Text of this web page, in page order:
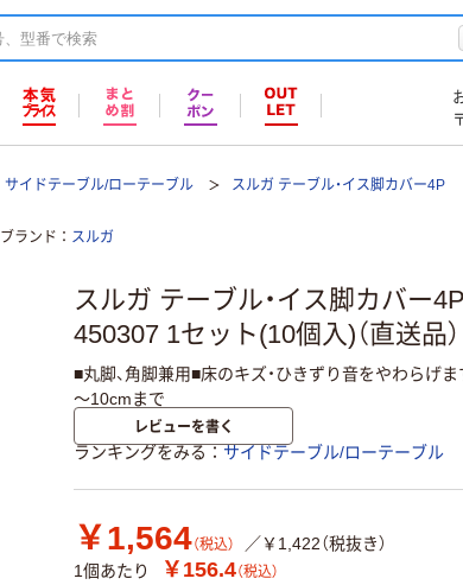
サイドテーブル/ローテーブル スルガ テーブル・イス脚カバー4P
ブランド スルガ
スルガ テーブル・イス脚カバー
450307 1セット(10個入)（直送品）
■丸脚、角脚兼用■床のキズ・ひきずり音をやわらげ
～10cmまで
レビューを書く
ランキングをみる サイドテーブル/ローテーブル
￥1,564（税込）
／￥1,422（税抜き）
1個あたり
￥156.4（税込）